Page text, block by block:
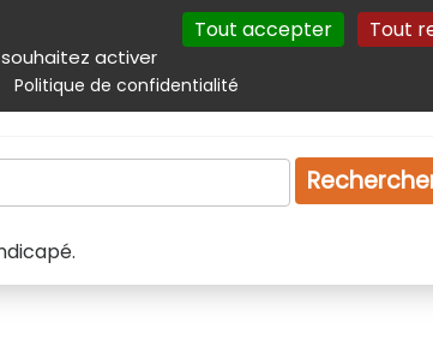
activer
Tout accepter Tout
Politique de confidentialité
Autres services Plan du site
Emploi Droit